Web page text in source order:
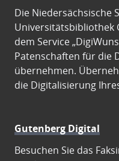
Die Niedersächsische
Universitätsbibliothek
dem Service
Patenschaften für die
übernehmen.
die Digitalisierung
Gutenberg Digital
Besuchen Sie das